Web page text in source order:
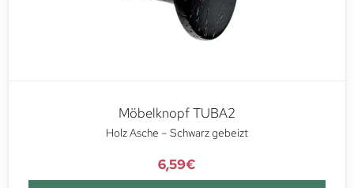
Möbelknopf TUBA2
Holz Asche – Schwarz gebeizt
6,59€